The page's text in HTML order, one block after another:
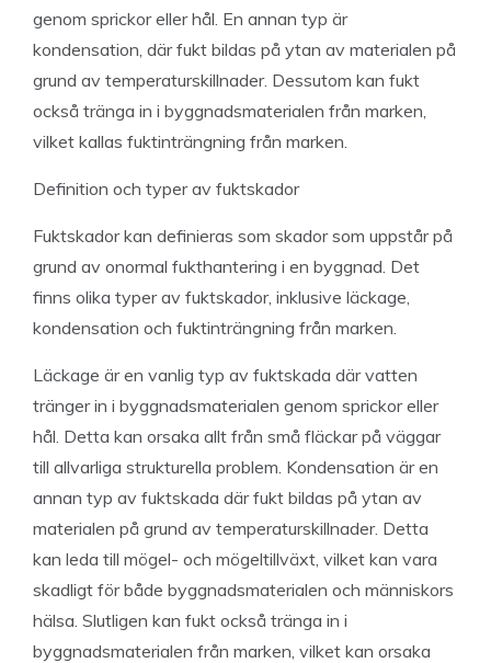
genom sprickor eller hål. En annan typ är
kondensation, där fukt bildas på ytan av materialen på
grund av temperaturskillnader. Dessutom kan fukt
också tränga in i byggnadsmaterialen från marken,
vilket kallas fuktinträngning från marken.
Definition och typer av fuktskador
Fuktskador kan definieras som skador som uppstår på
grund av onormal fukthantering i en byggnad. Det
finns olika typer av fuktskador, inklusive läckage,
kondensation och fuktinträngning från marken.
Läckage är en vanlig typ av fuktskada där vatten
tränger in i byggnadsmaterialen genom sprickor eller
hål. Detta kan orsaka allt från små fläckar på väggar
till allvarliga strukturella problem. Kondensation är en
annan typ av fuktskada där fukt bildas på ytan av
materialen på grund av temperaturskillnader. Detta
kan leda till mögel- och mögeltillväxt, vilket kan vara
skadligt för både byggnadsmaterialen och människors
hälsa. Slutligen kan fukt också tränga in i
byggnadsmaterialen från marken, vilket kan orsaka